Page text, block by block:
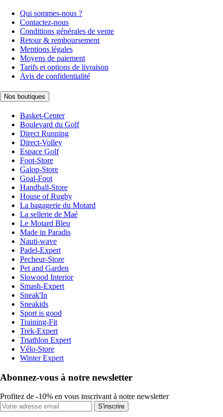
Qui sommes-nous ?
Contactez-nous
Conditions générales de vente
Retour & remboursement
Mentions légales
Moyens de paiement
Tarifs et options de livraison
Avis de confidentialité
Nos boutiques
Basket-Center
Boulevard du Golf
Direct Running
Direct-Volley
Espace Golf
Foot-Store
Galop-Store
Goal-Foot
Handball-Store
House of Rugby
La bagagerie du Motard
La sellerie de Maé
Le Motard Bleu
Made in Paradis
Nauti-wave
Padel-Expert
Pecheur-Store
Pet and Garden
Slowood Interior
Smash-Expert
Sneak'In
Sneakids
Sport is good
Training-Fit
Trek-Expert
Triathlon Expert
Vélo-Store
Winter Expert
Abonnez-vous à notre newsletter
Profitez de -10% en vous inscrivant à notre newsletter
S'inscrire